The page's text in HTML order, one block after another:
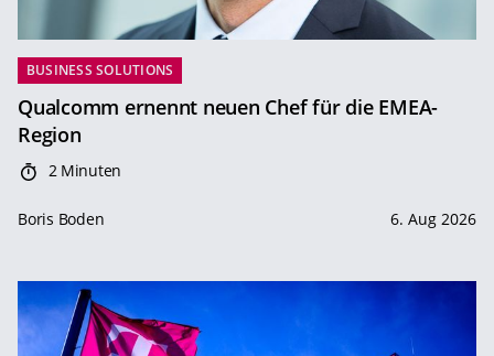
BUSINESS SOLUTIONS
Qualcomm ernennt neuen Chef für die EMEA-
Region
2 Minuten
Boris Boden 6. Aug 2026